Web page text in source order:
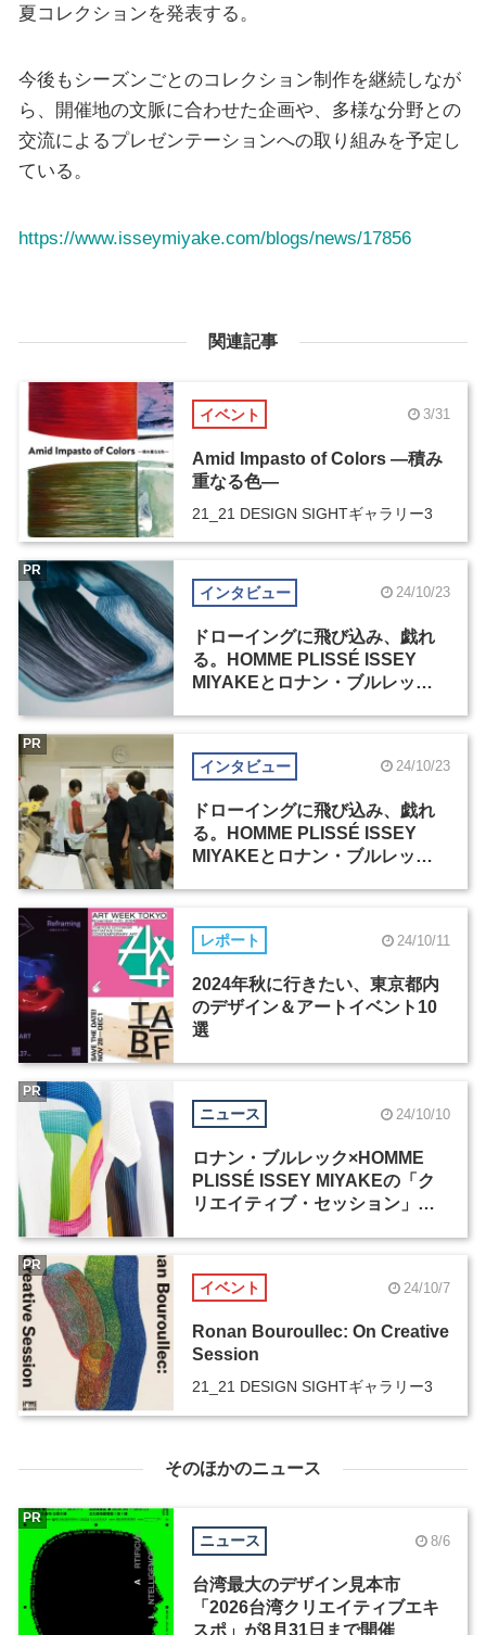
夏コレクションを発表する。
今後もシーズンごとのコレクション制作を継続しなが
ら、開催地の文脈に合わせた企画や、多様な分野との
交流によるプレゼンテーションへの取り組みを予定し
ている。
https://www.isseymiyake.com/blogs/news/17856
関連記事
イベント 3/31
Amid Impasto of Colors ―積み
重なる色―
21_21 DESIGN SIGHTギャラリー3
インタビュー 24/10/23
ドローイングに飛び込み、戯れ
る。HOMME PLISSÉ ISSEY
MIYAKEとロナン・ブルレック
PR
インタビュー 24/10/23
ドローイングに飛び込み、戯れ
る。HOMME PLISSÉ ISSEY
MIYAKEとロナン・ブルレック
PR
レポート 24/10/11
2024年秋に行きたい、東京都内
のデザイン＆アートイベント10
選
ニュース 24/10/10
ロナン・ブルレック×HOMME
PLISSÉ ISSEY MIYAKEの「ク
リエイティブ・セッション」を
PR
イベント 24/10/7
Ronan Bouroullec: On Creative
Session
21_21 DESIGN SIGHTギャラリー3
PR
そのほかのニュース
ニュース 8/6
台湾最大のデザイン見本市
「2026台湾クリエイティブエキ
スポ」が8月31日まで開催
PR